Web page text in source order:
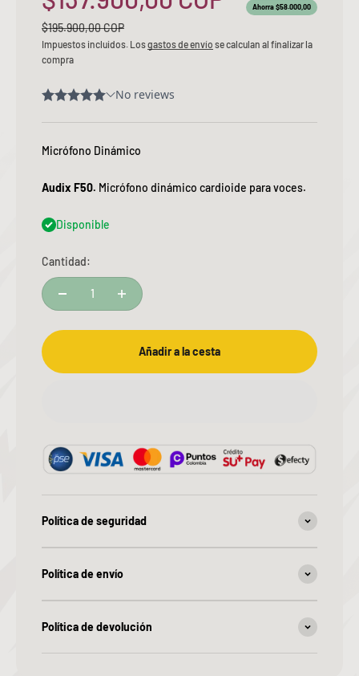
Precio normal
$195.900,00 COP
Ahorra $58.000,00
Impuestos incluidos. Losgastos de envío se calculan al finalizar la
compra
Micrófono Dinámico
Audix F50. Micrófono dinámico cardioide para voces.
Disponible
Cantidad:
Añadir a la cesta
Política de seguridad
Política de envío
Política de devolución